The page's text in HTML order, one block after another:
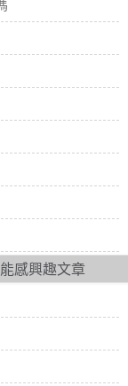
感興趣文章